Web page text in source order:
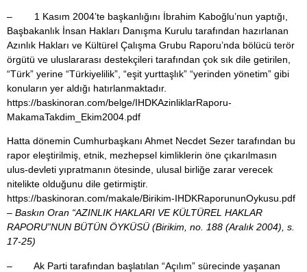
– 1 Kasım 2004’te başkanlığını İbrahim Kaboğlu’nun yaptığı,
Başbakanlık İnsan Hakları Danışma Kurulu tarafından hazırlanan
Azınlık Hakları ve Kültürel Çalışma Grubu Raporu’nda bölücü terör
örgütü ve uluslararası destekçileri tarafından çok sık dile getirilen,
“Türk” yerine “Türkiyelilik”, “eşit yurttaşlık” “yerinden yönetim” gibi
konuların yer aldığı hatırlanmaktadır.
https://baskinoran.com/belge/IHDKAzinliklarRaporu-
MakamaTakdim_Ekim2004.pdf
Hatta dönemin Cumhurbaşkanı Ahmet Necdet Sezer tarafından bu
rapor eleştirilmiş, etnik, mezhepsel kimliklerin öne çıkarılmasın
ulus-devleti yıpratmanın ötesinde, ulusal birliğe zarar verecek
nitelikte olduğunu dile getirmiştir.
https://baskinoran.com/makale/Birikim-IHDKRaporununOykusu.pdf
– Baskın Oran “AZINLIK HAKLARI VE KÜLTÜREL HAKLAR
RAPORU”NUN BÜTÜN ÖYKÜSÜ (Birikim, no. 188 (Aralık 2004), s.
17-25)
– Ak Parti tarafından başlatılan “Açılım” sürecinde yaşanan